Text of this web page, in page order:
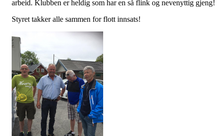
arbeid. Klubben er heldig som har en så flink og nevenyttig gjeng!
Styret takker alle sammen for flott innsats!